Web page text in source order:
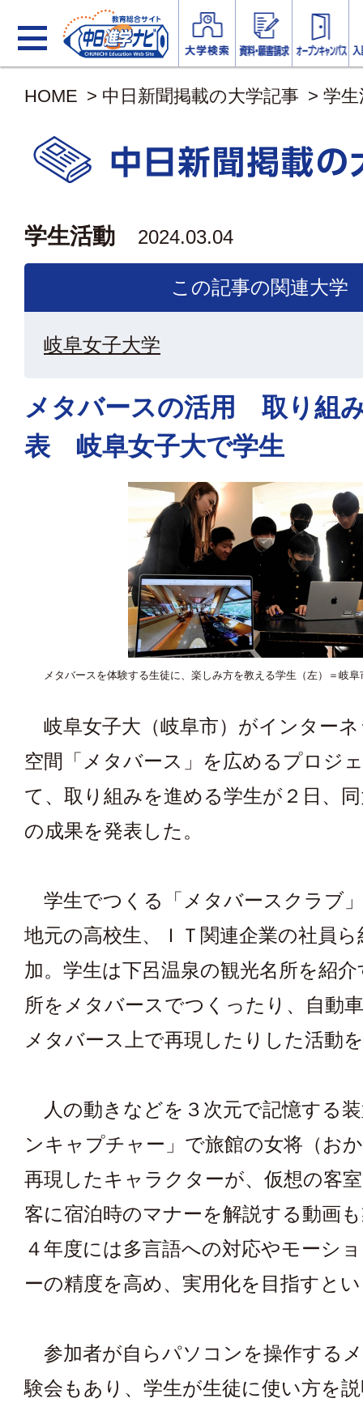
HOME > 中日新聞掲載の大学記事 > 学
学生活動 2024.03.04
この記事の関連大学
岐阜女子大学
メタバースの活用 取り組
表 岐阜女子大で学生
メタバースを体験する生徒に、楽しみ方を教える学生（左）＝岐
岐阜女子大（岐阜市）がインター
空間「メタバース」を広めるプロジ
て、取り組みを進める学生が２日、
の成果を発表した。
学生でつくる「メタバースクラブ
地元の高校生、ＩＴ関連企業の社員
加。学生は下呂温泉の観光名所を紹
所をメタバースでつくったり、自動
メタバース上で再現したりした活動
人の動きなどを３次元で記憶する
ンキャプチャー」で旅館の女将（お
再現したキャラクターが、仮想の客
客に宿泊時のマナーを解説する動画
４年度には多言語への対応やモーシ
ーの精度を高め、実用化を目指すと
参加者が自らパソコンを操作する
験会もあり、学生が生徒に使い方を